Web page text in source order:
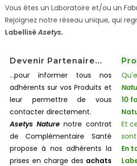
Vous êtes un Laboratoire et/ou un
Rejoignez notre réseau unique, qui
Labellisé Asetys.
Devenir Partenaire...
...pour informer tous nos
adhérents sur vos Produits et
leur permettre de vous
contacter directement.
Asetys Nature notre contrat
de Complémentaire Santé
propose à nos adhérents la
prises en charge des achats
10
Et
En